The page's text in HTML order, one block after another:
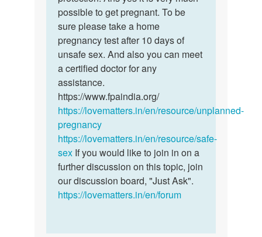
on
20
April
and
by
ashish
say
to
possible to get pregnant. To be
sure please take a home
pregnancy test after 10 days of
unsafe sex. And also you can meet
a certified doctor for any
assistance.
https://www.fpaindia.org/
https://lovematters.in/en/resource/unplanned-
pregnancy
https://lovematters.in/en/resource/safe-
sex If you would like to join in on a
further discussion on this topic, join
our discussion board, "Just Ask".
https://lovematters.in/en/forum